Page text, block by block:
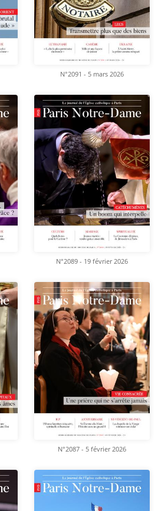
N°2091 - 5 mars 2026
N°2089 - 19 février 2026
N°2087 - 5 février 2026